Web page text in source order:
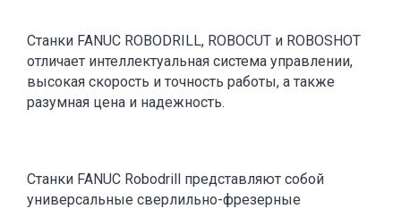
Станки FANUC ROBODRILL, ROBOCUT и ROBOSHOT
отличает интеллектуальная система управлении,
высокая скорость и точность работы, а также
разумная цена и надежность.
Станки FANUC Robodrill представляют собой
универсальные сверлильно-фрезерные